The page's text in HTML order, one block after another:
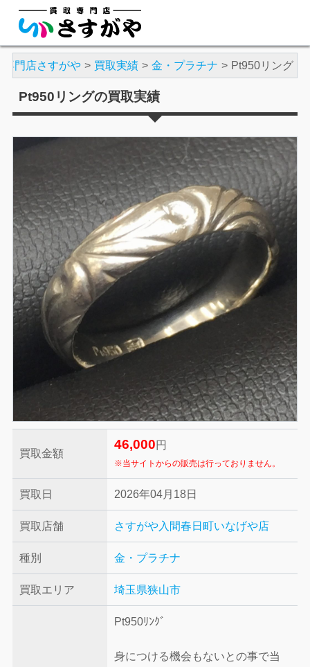
専門店さすがや 買取実績 金・プラチナ Pt950リング
Pt950リングの買取実績
買取金額
46,000 円
※当サイトからの販売は行っておりません。
買取日 2026年04月18日
買取店舗 さすがや入間春日町いなげや店
種別 金・プラチナ
買取エリア 埼玉県狭山市
Pt950ﾘﾝｸﾞ
身につける機会もないとの事で当